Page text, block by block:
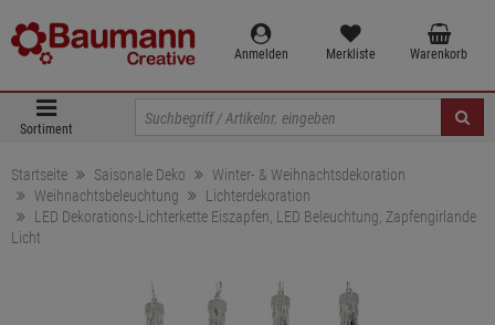
Anmelden Merkliste Warenkorb
Sortiment
Startseite Saisonale Deko
Winter- & Weihnachtsdekoration
Weihnachtsbeleuchtung
Lichterdekoration
LED Dekorations-Lichterkette Eiszapfen, LED Beleuchtung, Zapfengirlande
Licht